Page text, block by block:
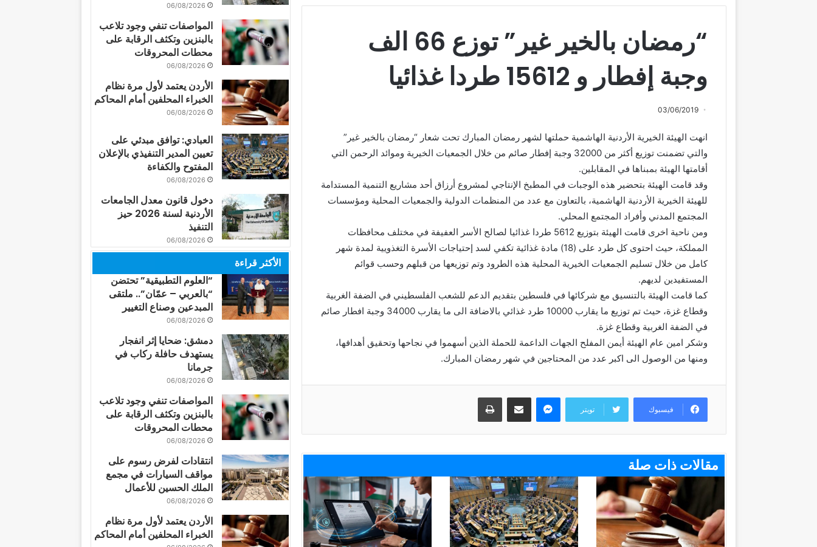
“رمضان بالخير غير” توزع 66 الف
وجبة إفطار و 15612 طردا غذائيا
03/06/2019
انهت الهيئة الخيرية الأردنية الهاشمية حملتها لشهر رمضان المبارك تحت شعار “رمضان بالخير غير”
والتي تضمنت توزيع أكثر من 32000 وجبة إفطار صائم من خلال الجمعيات الخيرية وموائد الرحمن التي
أقامتها الهيئة بمبناها في المقابلين.
وقد قامت الهيئة بتحضير هذه الوجبات في المطبخ الإنتاجي لمشروع أرزاق أحد مشاريع التنمية المستدامة
للهيئة الخيرية الأردنية الهاشمية، بالتعاون مع عدد من المنظمات الدولية والجمعيات المحلية ومؤسسات
المجتمع المدني وأفراد المجتمع المحلي.
ومن ناحية اخرى قامت الهيئة بتوزيع 5612 طردا غذائيا لصالح الأسر العفيفة في مختلف محافظات
المملكة، حيث احتوى كل طرد على (18) مادة غذائية تكفي لسد إحتياجات الأسرة التغذويية لمدة شهر
كامل من خلال تسليم الجمعيات الخيرية المحلية هذه الطرود وتم توزيعها من قبلهم وحسب قوائم
المستفيدين لديهم.
كما قامت الهيئة بالتنسيق مع شركائها في فلسطين بتقديم الدعم للشعب الفلسطيني في الضفة الغربية
وقطاع غزة، حيث تم توزيع ما يقارب 10000 طرد غذائي بالاضافة الى ما يقارب 34000 وجبة افطار صائم
في الضفة الغربية وقطاع غزة.
وشكر امين عام الهيئة أيمن المفلح الجهات الداعمة للحملة الذين أسهموا في نجاحها وتحقيق أهدافها،
ومنها من الوصول الى اكبر عدد من المحتاجين في شهر رمضان المبارك.‎
فيسبوك تويتر
ماسنجر مشاركة عبر البريد طباعة
مقالات ذات صلة
06/08/2026
المواصفات تنفي وجود تلاعب
بالبنزين وتكثف الرقابة على
محطات المحروقات
06/08/2026
الأردن يعتمد لأول مرة نظام
الخبراء المحلفين أمام المحاكم
06/08/2026
العبادي: توافق مبدئي على
تعيين المدير التنفيذي بالإعلان
المفتوح والكفاءة
06/08/2026
دخول قانون معدل الجامعات
الأردنية لسنة 2026 حيز
التنفيذ
06/08/2026
الأكثر قراءة
“العلوم التطبيقية” تحتضن
“بالعربي – عمّان”.. ملتقى
المبدعين وصناع التغيير
06/08/2026
دمشق: ضحايا إثر انفجار
يستهدف حافلة ركاب في
جرمانا
06/08/2026
المواصفات تنفي وجود تلاعب
بالبنزين وتكثف الرقابة على
محطات المحروقات
06/08/2026
انتقادات لفرض رسوم على
مواقف السيارات في مجمع
الملك الحسين للأعمال
06/08/2026
الأردن يعتمد لأول مرة نظام
الخبراء المحلفين أمام المحاكم